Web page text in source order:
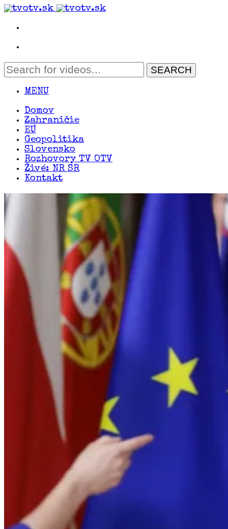
MENU
Domov
Zahraničie
EÚ
Geopolitika
Slovensko
Rozhovory TV OTV
Živé: NR SR
Kontakt